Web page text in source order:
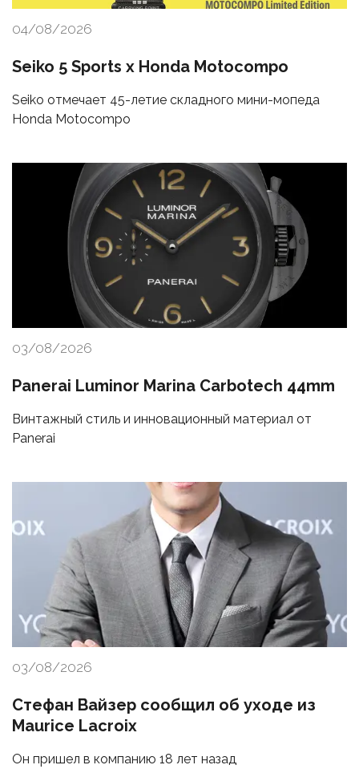
04/08/2026
Seiko 5 Sports x Honda Motocompo
Seiko отмечает 45-летие складного мини-мопеда
Honda Motocompo
03/08/2026
Panerai Luminor Marina Carbotech 44mm
Винтажный стиль и инновационный материал от
Panerai
03/08/2026
Стефан Вайзер сообщил об уходе из
Maurice Lacroix
Он пришел в компанию 18 лет назад